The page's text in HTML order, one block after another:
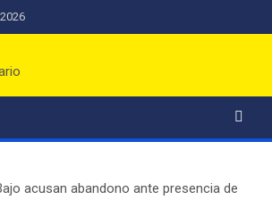
Muermos FM
de Ciudad
acusan abandono ante presencia de